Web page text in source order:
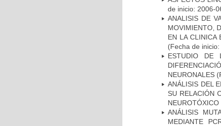
de inicio: 2006-
ANALISIS DE
MOVIMIENTO,
EN LA CLINICA
(Fecha de
ESTUDIO DE
NEURONALES
ANÁLISIS DEL
SU RELACIÓN
NEUROTÓXICO
ANÁLISIS
MEDIANTE